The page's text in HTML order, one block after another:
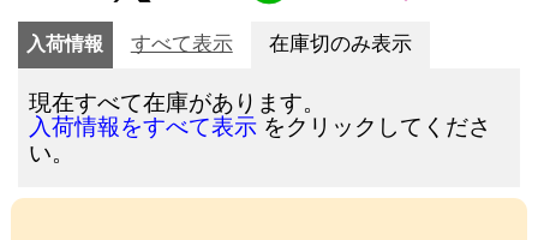
入荷情報 すべて表示 在庫切のみ表示
現在すべて在庫があります。
入荷情報をすべて表示 をクリックしてくださ
い。